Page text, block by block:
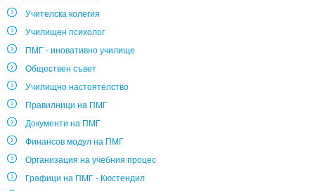
Учителска колегия
Училищен психолог
ПМГ - иновативно училище
Обществен съвет
Училищно настоятелство
Правилници на ПМГ
Документи на ПМГ
Финансов модул на ПМГ
Организация на учебния процес
Графици на ПМГ - Кюстендил